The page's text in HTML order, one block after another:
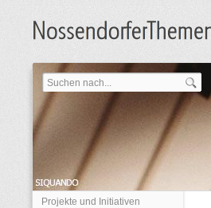
Projekte und Initiativen